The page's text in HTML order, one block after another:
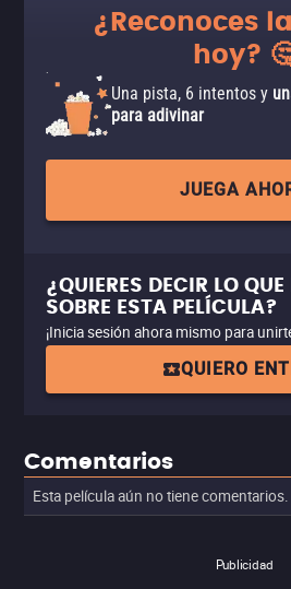
¿Reconoces
hoy?
Una pista, 6 intentos y
para adivinar
JUEGA
¿QUIERES DECIR LO
SOBRE ESTA PELÍCULA?
¡Inicia sesión ahora mismo para
QUIERO
Comentarios
Esta película aún no tiene
Publicidad